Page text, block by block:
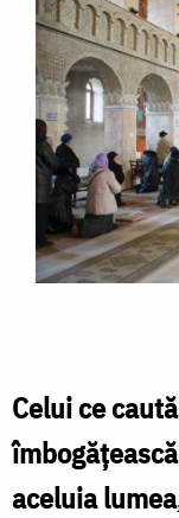
Celui ce
aceluia